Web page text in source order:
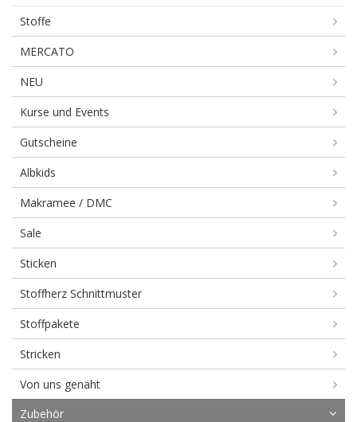
Stoffe
MERCATO
NEU
Kurse und Events
Gutscheine
Albkids
Makramee / DMC
Sale
Sticken
Stoffherz Schnittmuster
Stoffpakete
Stricken
Von uns genäht
Zubehör